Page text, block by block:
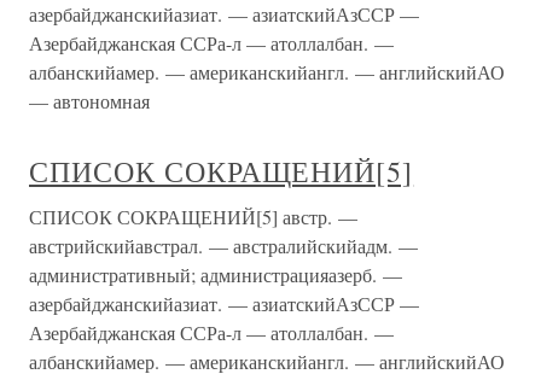
азербайджанскийазиат. — азиатскийАзССР —
Азербайджанская ССРа-л — атоллалбан. —
албанскийамер. — американскийангл. — английскийАО
— автономная
СПИСОК СОКРАЩЕНИЙ[5]
СПИСОК СОКРАЩЕНИЙ[5] австр. —
австрийскийавстрал. — австралийскийадм. —
административный; администрацияазерб. —
азербайджанскийазиат. — азиатскийАзССР —
Азербайджанская ССРа-л — атоллалбан. —
албанскийамер. — американскийангл. — английскийАО